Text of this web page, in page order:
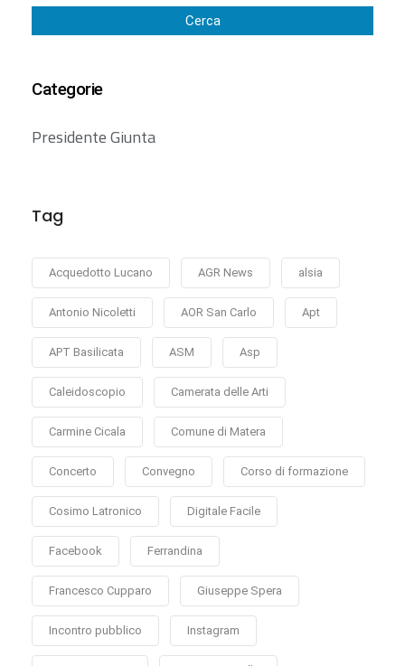
Cerca
Categorie
Presidente Giunta
Tag
Acquedotto Lucano AGR News alsia
Antonio Nicoletti AOR San Carlo Apt
APT Basilicata ASM Asp
Caleidoscopio Camerata delle Arti
Carmine Cicala Comune di Matera
Concerto Convegno Corso di formazione
Cosimo Latronico Digitale Facile
Facebook Ferrandina
Francesco Cupparo Giuseppe Spera
Incontro pubblico Instagram